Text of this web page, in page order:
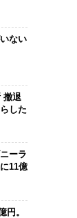
ない
撤退
した
ーラ
11億
円。